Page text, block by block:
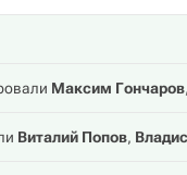
Максим Гончаров,
Виталий Попов,